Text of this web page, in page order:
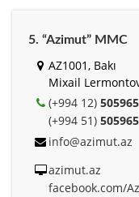
5. “Azimut” MMC
AZ1001, Bakı
Mixail
(+994 12)
(+994 51)
info@azimut.az
azimut.az
facebook.com/